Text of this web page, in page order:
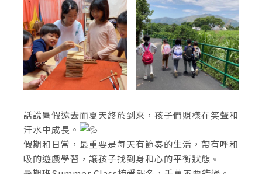
話說暑假遠去而夏天終於到來，孩子們照樣在笑聲和
汗水中成長。
假期和日常，最重要是每天有節奏的生活，帶有呼和
吸的遊戲學習，讓孩子找到身和心的平衡狀態。